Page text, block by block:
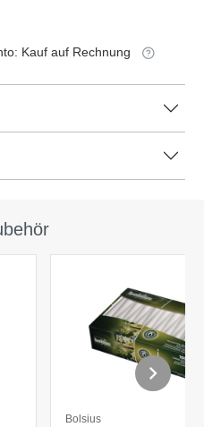
Kauf auf Rechnung
Bolsius